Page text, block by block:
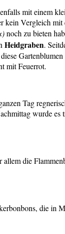
mit einem
kein Vergleich mit
noch zu bieten
Heidgraben.
mit Feuerrot.
Tag
wurde es
allem die
die in